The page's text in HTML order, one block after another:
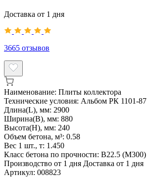
Доставка от 1 дня
3665 отзывов
Наименование: Плиты коллектора
Технические условия: Альбом РК 1101-87
Длина(L), мм: 2900
Ширина(B), мм: 880
Высота(H), мм: 240
Объем бетона, м³: 0.58
Вес 1 шт., т: 1.450
Класс бетона по прочности: В22.5 (М300)
Производство от 1 дня Доставка от 1 дня
Артикул: 008823